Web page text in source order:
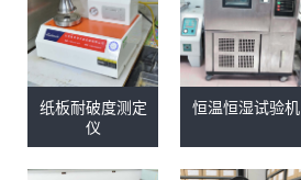
纸板耐破度测定
仪
恒温恒湿试验机